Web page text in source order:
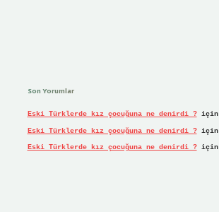
Son Yorumlar
Eski Türklerde kız çocuğuna ne denirdi ?için
Eski Türklerde kız çocuğuna ne denirdi ?için
Eski Türklerde kız çocuğuna ne denirdi ?için